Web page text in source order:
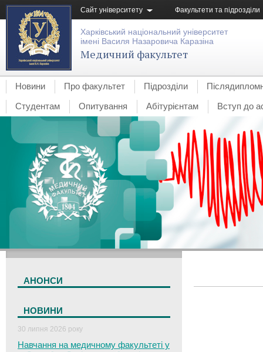
Сайт університету Факультети та підрозділи
Харківський національний університет
імені Василя Назаровича Каразіна
Медичний факультет
Новини Про факультет Підрозділи
Студентам
Опитування Абітурієнтам Вступ до
АНОНСИ
НОВИНИ
30 липня 2026 року
Навчання на медичному факультеті у